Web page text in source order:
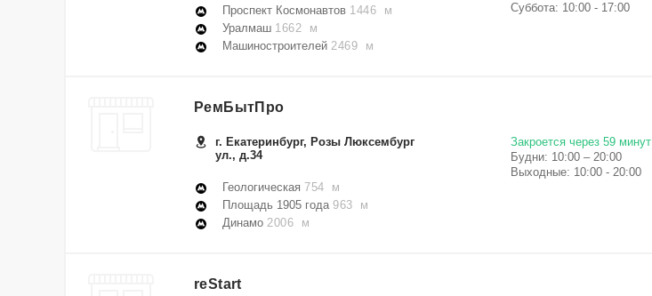
Проспект Космонавтов 1446 м
Уралмаш 1662 м
Машиностроителей 2469 м
Суббота: 10:00 - 17:00
РемБытПро
г. Екатеринбург, Розы Люксембург
ул., д.34
Геологическая 754 м
Площадь 1905 года963 м
Динамо 2006 м
Закроется через 59 минут
Будни: 10:00 – 20:00
Выходные: 10:00 - 20:00
reStart